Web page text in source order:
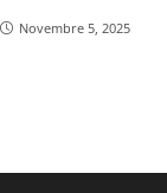
Novembre 5, 2025